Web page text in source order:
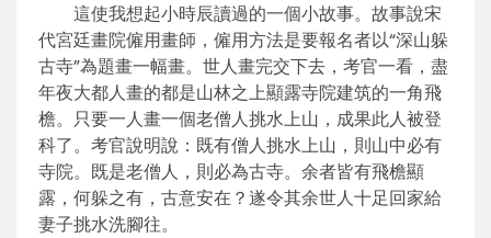
這使我想起小時辰讀過的一個小故事。故事說宋
代宮廷畫院僱用畫師，僱用方法是要報名者以“深山躲
古寺”為題畫一幅畫。世人畫完交下去，考官一看，盡
年夜大都人畫的都是山林之上顯露寺院建筑的一角飛
檐。只要一人畫一個老僧人挑水上山，成果此人被登
科了。考官說明說：既有僧人挑水上山，則山中必有
寺院。既是老僧人，則必為古寺。余者皆有飛檐顯
露，何躲之有，古意安在？遂令其余世人十足回家給
妻子挑水洗腳往。